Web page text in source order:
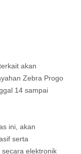
akan
Zebra Progo
14 sampai
ini, akan
serta
elektronik